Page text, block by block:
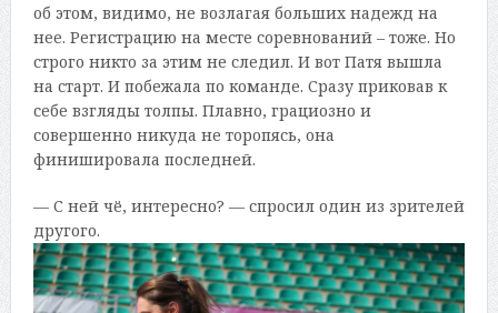
об этом, видимо, не возлагая больших надежд на
нее. Регистрацию на месте соревнований – тоже. Но
строго никто за этим не следил. И вот Патя вышла
на старт. И побежала по команде. Сразу приковав к
себе взгляды толпы. Плавно, грациозно и
совершенно никуда не торопясь, она
финишировала последней.
— С ней чё, интересно? — спросил один из зрителей
другого.